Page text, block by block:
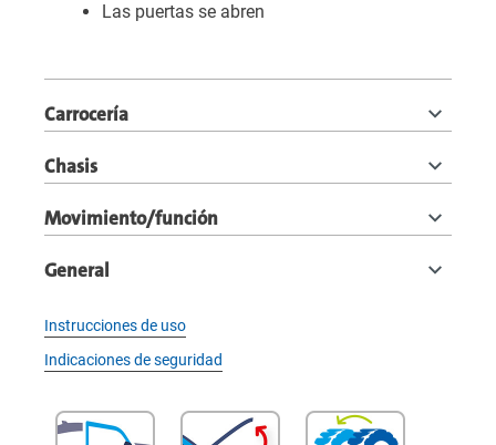
Las puertas se abren
Carrocería
Chasis
Movimiento/función
General
Instrucciones de uso
Indicaciones de seguridad